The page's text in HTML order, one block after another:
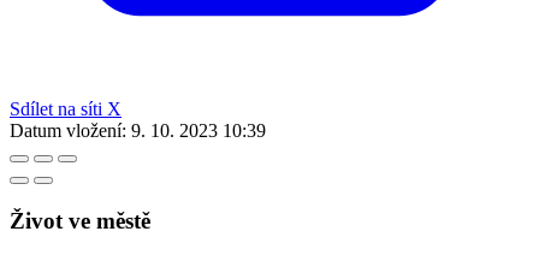
Sdílet na síti X
Datum vložení: 9. 10. 2023 10:39
Život ve městě